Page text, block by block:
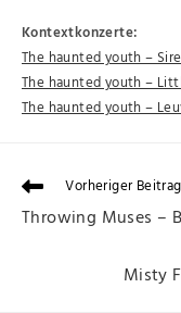
Kontextkonzerte:
The haunted youth –
The haunted youth –
The haunted youth –
Vorheriger Beitrag
Throwing Muses –
Misty